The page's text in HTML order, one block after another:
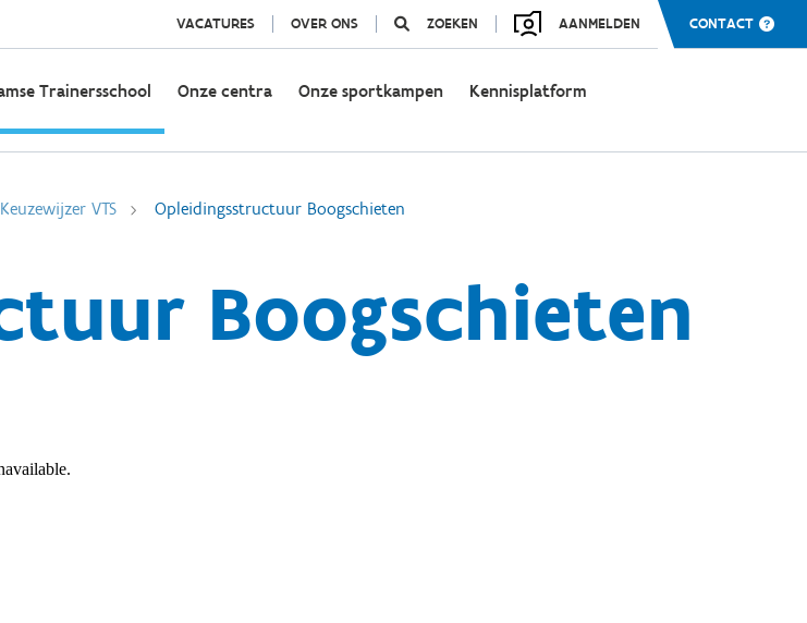
VACATURES OVER ONS ZOEKEN AANMELDEN CONTACT
Trainersschool Onze centra Onze sportkampen Kennisplatform
Keuzewijzer VTS Opleidingsstructuur Boogschieten
Boogschieten